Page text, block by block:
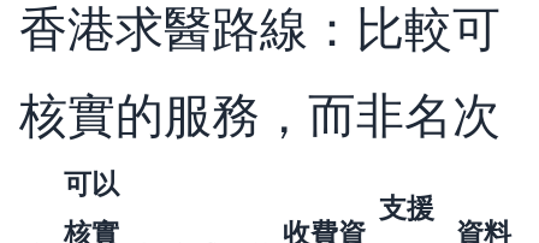
香港求醫路線：比較可
核實的服務，而非名次
可以
核實
收費資
支援
資料